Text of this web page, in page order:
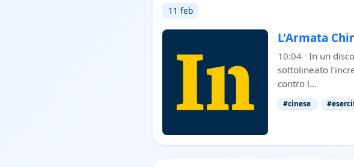
11 feb
L'Armata
10:04 · In un
sottolineato
contro l…
#cinese